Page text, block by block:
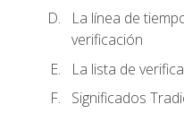
La línea de
verificación
La lista de
Significados